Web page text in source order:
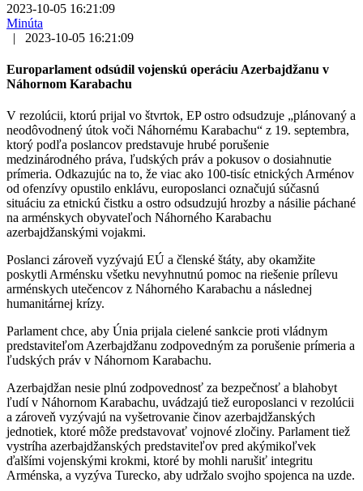
2023-10-05 16:21:09
Minúta
|
2023-10-05 16:21:09
Europarlament odsúdil vojenskú operáciu Azerbajdžanu v
Náhornom Karabachu
V rezolúcii, ktorú prijal vo štvrtok, EP ostro odsudzuje „plánovaný a
neodôvodnený útok voči Náhornému Karabachu“ z 19. septembra,
ktorý podľa poslancov predstavuje hrubé porušenie
medzinárodného práva, ľudských práv a pokusov o dosiahnutie
prímeria. Odkazujúc na to, že viac ako 100-tisíc etnických Arménov
od ofenzívy opustilo enklávu, europoslanci označujú súčasnú
situáciu za etnickú čistku a ostro odsudzujú hrozby a násilie páchané
na arménskych obyvateľoch Náhorného Karabachu
azerbajdžanskými vojakmi.
Poslanci zároveň vyzývajú EÚ a členské štáty, aby okamžite
poskytli Arménsku všetku nevyhnutnú pomoc na riešenie prílevu
arménskych utečencov z Náhorného Karabachu a následnej
humanitárnej krízy.
Parlament chce, aby Únia prijala cielené sankcie proti vládnym
predstaviteľom Azerbajdžanu zodpovedným za porušenie prímeria a
ľudských práv v Náhornom Karabachu.
Azerbajdžan nesie plnú zodpovednosť za bezpečnosť a blahobyt
ľudí v Náhornom Karabachu, uvádzajú tiež europoslanci v rezolúcii
a zároveň vyzývajú na vyšetrovanie činov azerbajdžanských
jednotiek, ktoré môže predstavovať vojnové zločiny. Parlament tiež
vystríha azerbajdžanských predstaviteľov pred akýmikoľvek
ďalšími vojenskými krokmi, ktoré by mohli narušiť integritu
Arménska, a vyzýva Turecko, aby udržalo svojho spojenca na uzde.